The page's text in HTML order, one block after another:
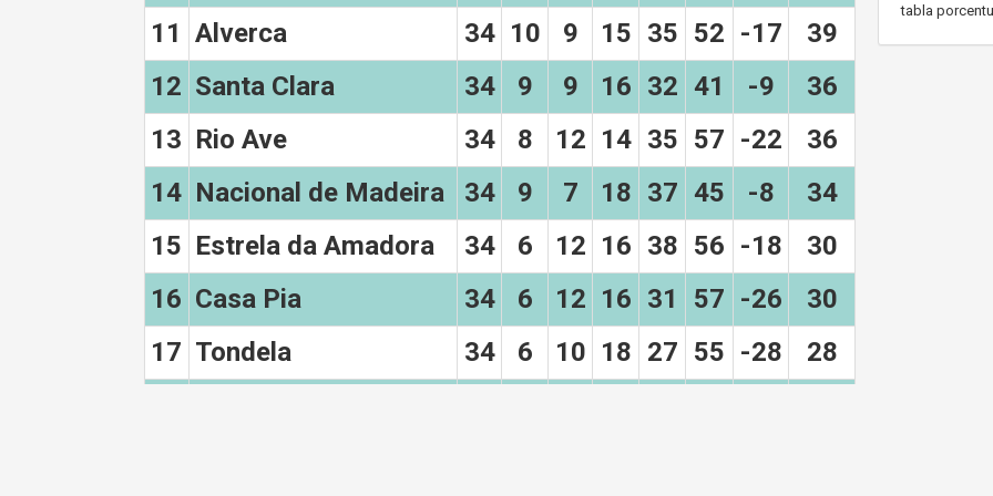
11 Alverca 34 10 9 15 35 52 -17
39
12 Santa Clara 34 9 9 16 32 41 -9
36
13 Rio Ave 34 8 12 14 35 57 -22
36
14 Nacional de Madeira 34 9 7 18 37 45 -8
34
15 Estrela da Amadora 34 6 12 16 38 56 -18
30
16 Casa Pia 34 6 12 16 31 57 -26
30
17 Tondela 34 6 10 18 27 55 -28
28
tabla